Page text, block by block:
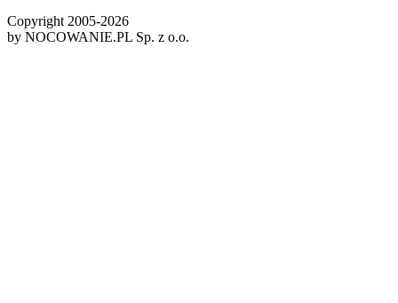
Copyright 2005-2026
by NOCOWANIE.PL Sp. z o.o.